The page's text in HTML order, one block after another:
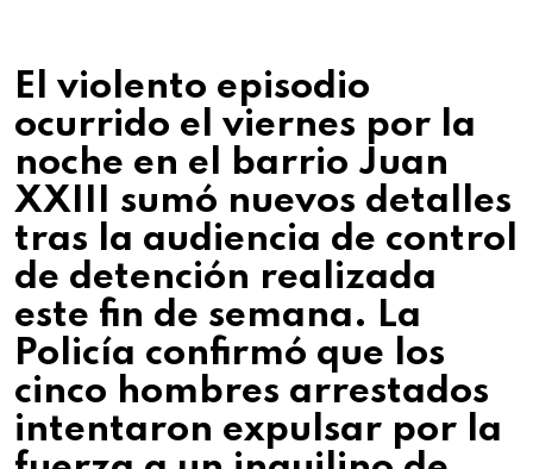
El violento episodio
ocurrido el viernes por la
noche en el barrio Juan
XXIII sumó nuevos detalles
tras la audiencia de control
de detención realizada
este fin de semana. La
Policía confirmó que los
cinco hombres arrestados
intentaron expulsar por la